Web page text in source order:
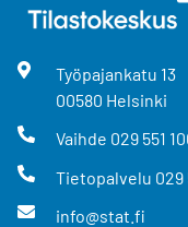
Työpajankatu 13
00580 Helsinki
Vaihde 029 551
Tietopalvelu 029
info@stat.fi